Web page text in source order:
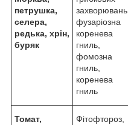
петрушка,
селера,
редька, хрін,
буряк
фузаріозна
коренева
гниль,
фомозна
гниль,
коренева
гниль
Томат,
Фітофтороз,